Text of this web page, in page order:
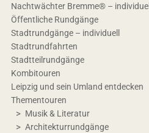
Nachtwächter Bremme® – individuell
Öffentliche Rundgänge
Stadtrundgänge – individuell
Stadtrundfahrten
Stadtteilrundgänge
Kombitouren
Leipzig und sein Umland entdecken
Thementouren
Musik & Literatur
Architekturrundgänge